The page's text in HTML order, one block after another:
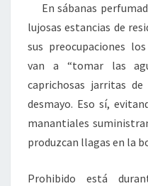
En sábanas
lujosas estancias de
sus preocupaciones
van a “tomar las
caprichosas jarritas
desmayo. Eso sí,
manantiales
produzcan llagas en la
Prohibido está